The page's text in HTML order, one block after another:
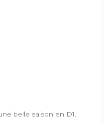
belle saison en D1.